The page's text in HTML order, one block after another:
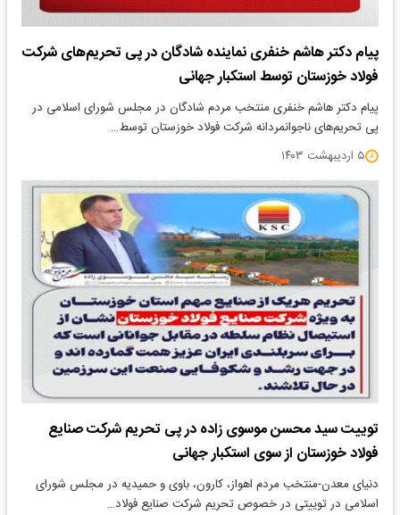
پیام دکتر هاشم خنفری نماینده شادگان در پی تحریم‌های شرکت
فولاد خوزستان توسط استکبار جهانی
پیام دکتر هاشم خنفری منتخب مردم شادگان در مجلس شورای اسلامی در
پی تحریم‌های ناجوانمردانه شرکت فولاد خوزستان توسط…
۵ اردیبهشت ۱۴۰۳
توییت سید محسن موسوی زاده در پی تحریم شرکت صنایع
فولاد خوزستان از سوی استکبار جهانی
دنیای معدن-منتخب مردم اهواز، کارون، باوی و حمیدیه در مجلس شورای
اسلامی در توییتی در خصوص تحریم شرکت صنایع فولاد…